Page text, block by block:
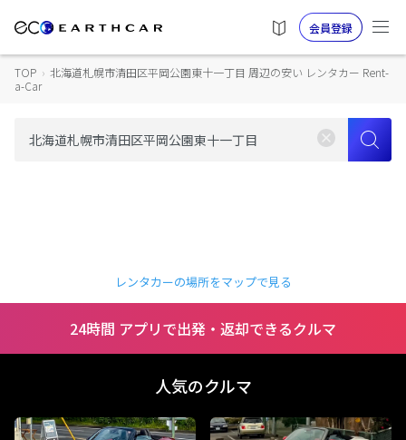
会員登録
TOP › 北海道札幌市清田区平岡公園東十一丁目 周辺の安い レンタカー Rent-
a-Car
レンタカーの場所をマップで見る
24時間 アプリで出発・返却できるクルマ
人気のクルマ